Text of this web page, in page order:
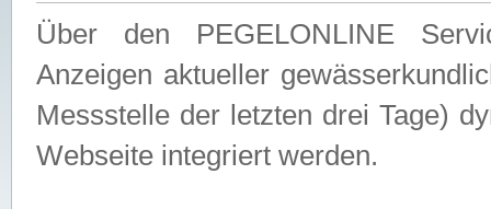
Über den PEGELONLINE
Anzeigen aktueller
Messstelle der letzten drei Tage)
Webseite integriert werden.